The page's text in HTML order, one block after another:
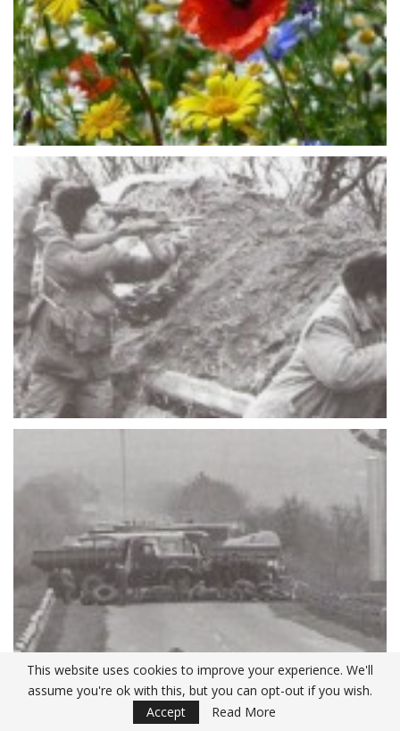
This website uses cookies to improve your experience. We'll
assume you're ok with this, but you can opt-out if you wish.
Accept
Read More